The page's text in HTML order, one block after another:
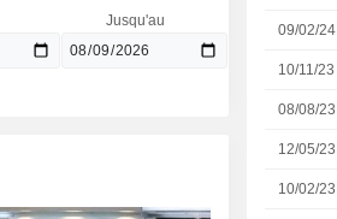
09/02/24
10/11/23
08/08/23
12/05/23
10/02/23
Jusqu'au